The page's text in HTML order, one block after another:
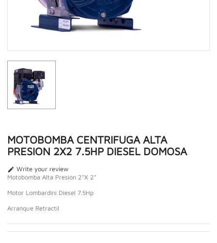
MOTOBOMBA CENTRIFUGA ALTA
PRESION 2X2 7.5HP DIESEL DOMOSA
 Write your review
Motobomba Alta Presion 2"X 2"
Motor Lombardini Diesel 7.5Hp
Arranque Retractil